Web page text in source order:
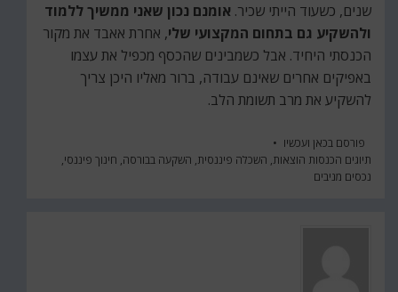
שנים, כשעוד הייתי שכיר. אומנם נכון שאני ממשיך ללמוד
ולהשקיע גם בתחום המקצועי שלי, אחרת אאבד את מקור
הכנסתי היחיד. אבל כשמבינים שהכסף מכפיל את עצמו
באפיקים אחרים שאינם עבודה, ברור מאליו היכן צריך
להשקיע את מרב תשומת הלב.
פורסם בכאן ועכשיו
תיוגים הכנסות הוצאות, השכלה פיננסית, השקעה בבורסה, חינוך פיננסי,
נכסים מניבים